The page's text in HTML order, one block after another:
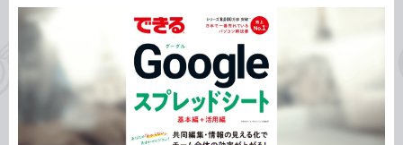
カ
テ
ゴ
リ
事
タ
グ